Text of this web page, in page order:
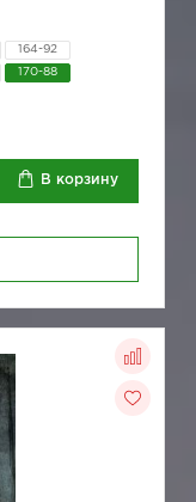
164-92
170-88
В корзину